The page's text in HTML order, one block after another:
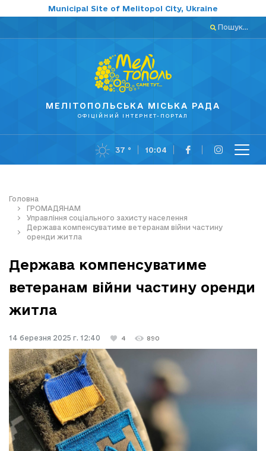
Municipal Site of Melitopol City, Ukraine
Пошук...
МЕЛІТОПОЛЬСЬКА МІСЬКА РАДА
ОФІЦІЙНИЙ ІНТЕРНЕТ-ПОРТАЛ
37 ° 10:04
Головна
ГРОМАДЯНАМ
Управління соціального захисту населення
Держава компенсуватиме ветеранам війни частину
оренди житла
Держава компенсуватиме
ветеранам війни частину оренди
житла
14 березня 2025 г. 12:40 4 890